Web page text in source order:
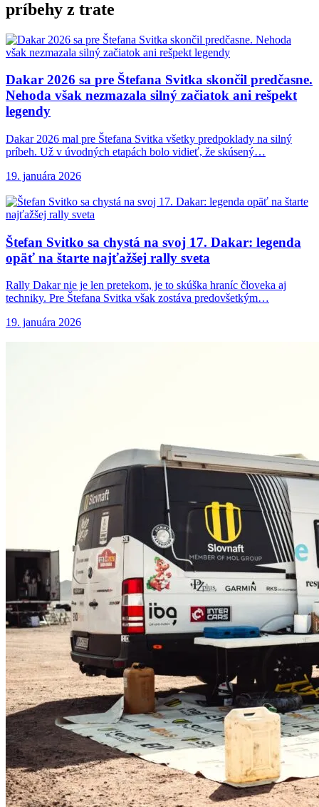
príbehy z trate
Dakar 2026 sa pre Štefana Svitka skončil predčasne.
Nehoda však nezmazala silný začiatok ani rešpekt
legendy
Dakar 2026 mal pre Štefana Svitka všetky predpoklady na silný
príbeh. Už v úvodných etapách bolo vidieť, že skúsený…
19. januára 2026
Štefan Svitko sa chystá na svoj 17. Dakar: legenda
opäť na štarte najťažšej rally sveta
Rally Dakar nie je len pretekom, je to skúška hraníc človeka aj
techniky. Pre Štefana Svitka však zostáva predovšetkým…
19. januára 2026